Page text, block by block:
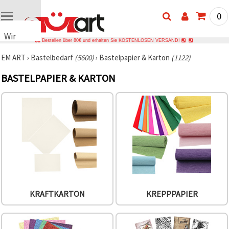
Wir
Cookies
verwenden
der Website
sicherzustellen,
Nutzungserlebnis
Ihrer
Einwilligung,
0
Bestellen über 80€ und erhalten Sie KOSTENLOSEN VERSAND!
EM ART › Bastelbedarf (5600)› Bastelpapier & Karton (1122)
BASTELPAPIER & KARTON
KRAFTKARTON KREPPPAPIER